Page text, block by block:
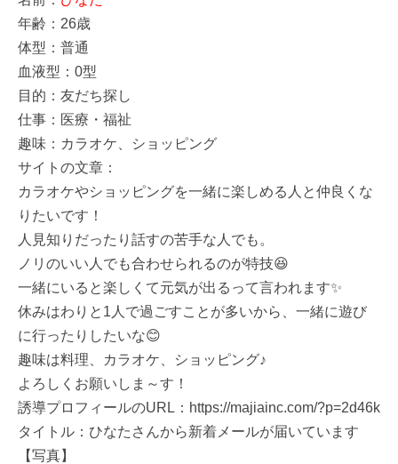
年齢：26歳
体型：普通
血液型：0型
目的：友だち探し
仕事：医療・福祉
趣味：カラオケ、ショッピング
サイトの文章：
カラオケやショッピングを一緒に楽しめる人と仲良くな
りたいです！
人見知りだったり話すの苦手な人でも。
ノリのいい人でも合わせられるのが特技😆
一緒にいると楽しくて元気が出るって言われます✨
休みはわりと1人で過ごすことが多いから、一緒に遊び
に行ったりしたいな😊
趣味は料理、カラオケ、ショッピング♪
よろしくお願いしま～す！
誘導プロフィールのURL：https://majiainc.com/?p=2d46k
タイトル：ひなたさんから新着メールが届いています
【写真】